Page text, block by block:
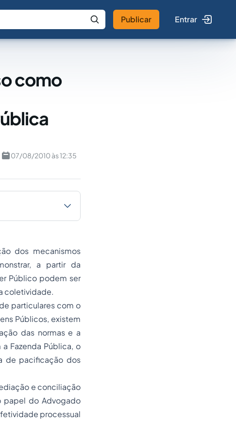
a IA Buscar no Jus
Publicar Entrar
como
07/08/2010 às 12:35
dos mecanismos
a partir da
Público podem ser
coletividade.
particulares com o
Públicos, existem
das normas e a
Fazenda Pública, o
de pacificação dos
e conciliação
papel do Advogado
processual